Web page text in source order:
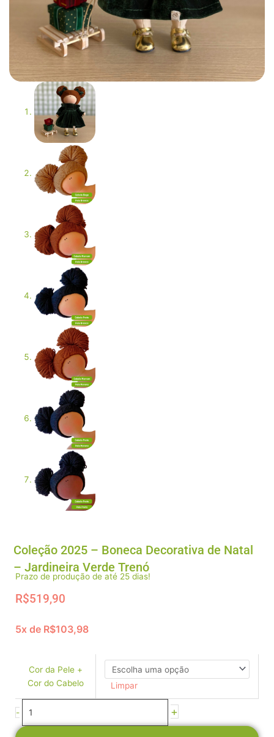
Coleção 2025 – Boneca Decorativa de Natal
– Jardineira Verde Trenó
Prazo de produção de até 25 dias!
R$519,90
5x de R$103,98
Cor da Pele +
Cor do Cabelo
Limpar
-
Coleção
Natal
-
+